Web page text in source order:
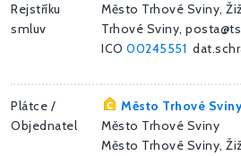
Rejstříku
smluv
Město Trhové Sviny,
Trhové Sviny,
ICO 00245551
Plátce /
Objednatel
Město Trhové
Město Trhové Sviny
Město Trhové Sviny,